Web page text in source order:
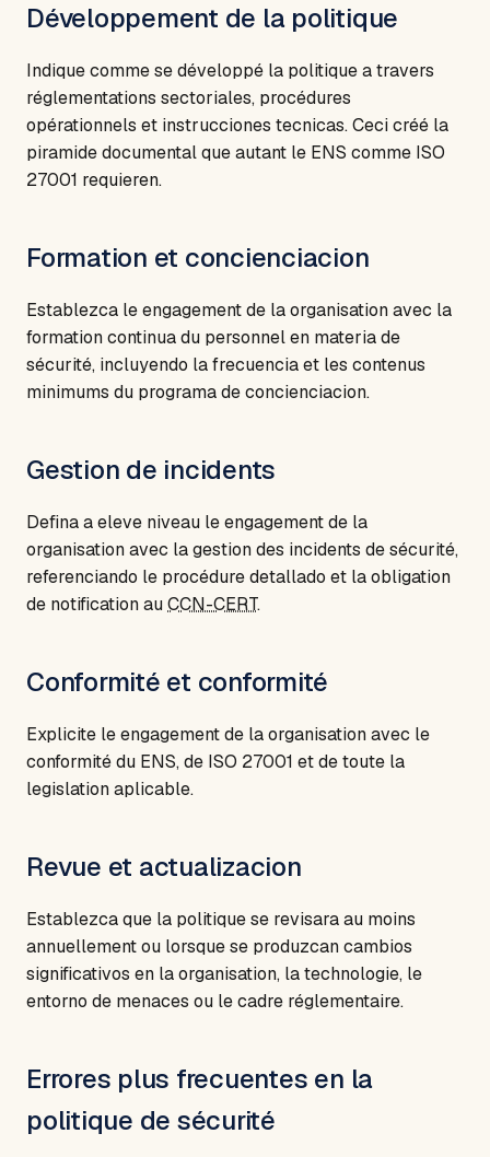
Développement de la politique
Indique comme se développé la politique a travers
réglementations sectoriales, procédures
opérationnels et instrucciones tecnicas. Ceci créé la
piramide documental que autant le ENS comme ISO
27001 requieren.
Formation et concienciacion
Establezca le engagement de la organisation avec la
formation continua du personnel en materia de
sécurité, incluyendo la frecuencia et les contenus
minimums du programa de concienciacion.
Gestion de incidents
Defina a eleve niveau le engagement de la
organisation avec la gestion des incidents de sécurité,
referenciando le procédure detallado et la obligation
de notification auCCN-CERT.
Conformité et conformité
Explicite le engagement de la organisation avec le
conformité du ENS, de ISO 27001 et de toute la
legislation aplicable.
Revue et actualizacion
Establezca que la politique se revisara au moins
annuellement ou lorsque se produzcan cambios
significativos en la organisation, la technologie, le
entorno de menaces ou le cadre réglementaire.
Errores plus frecuentes en la
politique de sécurité